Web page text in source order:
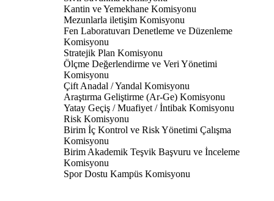
Kantin ve Yemekhane Komisyonu
Mezunlarla iletişim Komisyonu
Fen Laboratuvarı Denetleme ve Düzenleme
Komisyonu
Stratejik Plan Komisyonu
Ölçme Değerlendirme ve Veri Yönetimi
Komisyonu
Çift Anadal / Yandal Komisyonu
Araştırma Geliştirme (Ar-Ge) Komisyonu
Yatay Geçiş / Muafiyet / İntibak Komisyonu
Risk Komisyonu
Birim İç Kontrol ve Risk Yönetimi Çalışma
Komisyonu
Birim Akademik Teşvik Başvuru ve İnceleme
Komisyonu
Spor Dostu Kampüs Komisyonu